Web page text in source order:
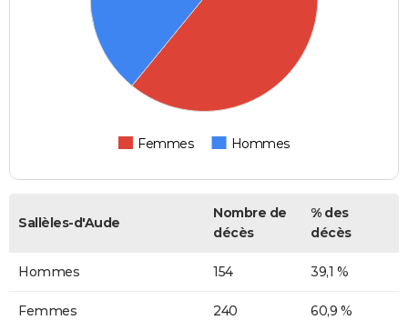
Femmes Hommes
Sallèles-d'Aude
Nombre de
décès
% des
décès
Hommes 154 39,1 %
Femmes 240 60,9 %